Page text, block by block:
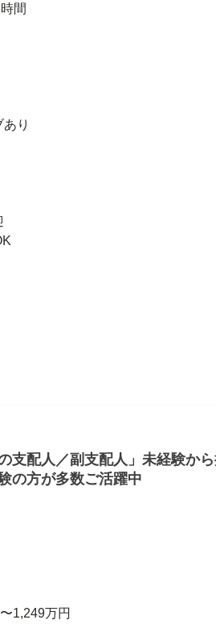
間
り
支配人／副支配人」未経験か
の方が多数ご活躍中
1,249万円